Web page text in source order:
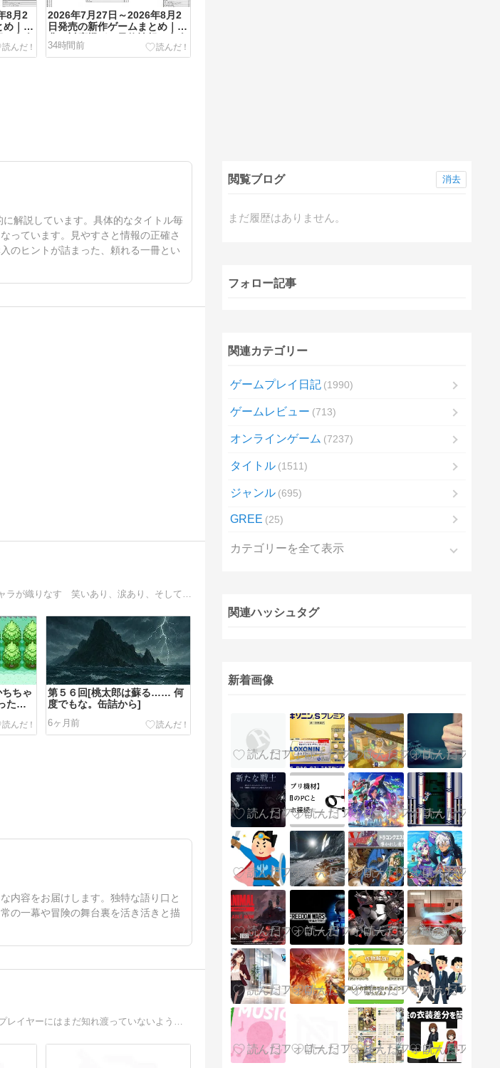
8月2
め｜特
完全
2026年7月27日～2026年8月2
日発売の新作ゲームまとめ｜特
典・対応機種・予約情報を完全
網羅 前半
34時間前
解説しています。具体的なタイトル毎
っています。見やすさと情報の正確さ
のヒントが詰まった、頼れる一冊とい
ちゃ
た
第５６回[桃太郎は蘇る…… 何
度でもな。缶詰から]
6ヶ月前
内容をお届けします。独特な語り口と
の一幕や冒険の舞台裏を活き活きと描
SFC版ドラゴンクエスト6（ドラクエ6）を最速攻略したい人のための情報・データや一般のプレイヤーにはまだ知れ渡っていないような高度なテクニックを豊富に扱ったサイト
閲覧ブログ
まだ履歴はありません。
消去
フォロー記事
関連カテゴリー
ゲームプレイ日記 1990
ゲームレビュー 713
オンラインゲーム 7237
タイトル 1511
ジャンル 695
GREE 25
カテゴリーを全て表示
関連ハッシュタグ
新着画像